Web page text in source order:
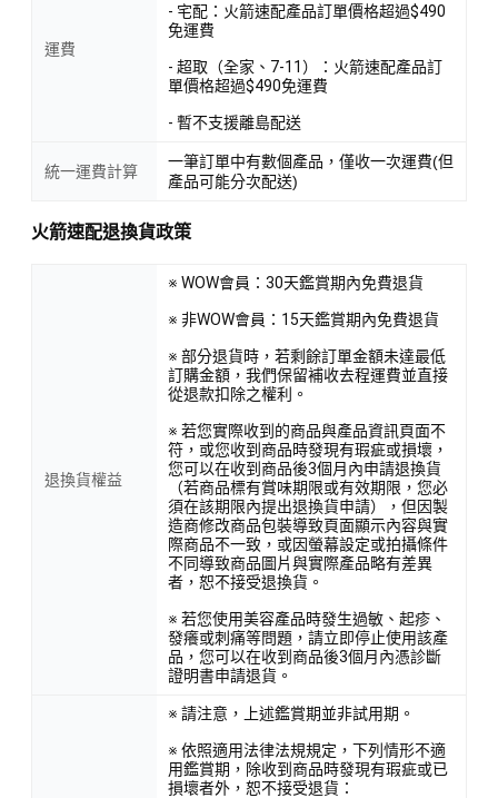
運費
- 宅配：火箭速配產品訂單價格超過$490
免運費
- 超取（全家、7-11）：火箭速配產品訂
單價格超過$490免運費
- 暫不支援離島配送
統一運費計算
一筆訂單中有數個產品，僅收一次運費(但
產品可能分次配送)
火箭速配退換貨政策
退換貨權益
※ WOW會員：30天鑑賞期內免費退貨
※ 非WOW會員：15天鑑賞期內免費退貨
※ 部分退貨時，若剩餘訂單金額未達最低
訂購金額，我們保留補收去程運費並直接
從退款扣除之權利。
※ 若您實際收到的商品與產品資訊頁面不
符，或您收到商品時發現有瑕疵或損壞，
您可以在收到商品後3個月內申請退換貨
（若商品標有賞味期限或有效期限，您必
須在該期限內提出退換貨申請），但因製
造商修改商品包裝導致頁面顯示內容與實
際商品不一致，或因螢幕設定或拍攝條件
不同導致商品圖片與實際產品略有差異
者，恕不接受退換貨。
※ 若您使用美容產品時發生過敏、起疹、
發癢或刺痛等問題，請立即停止使用該產
品，您可以在收到商品後3個月內憑診斷
證明書申請退貨。
※ 請注意，上述鑑賞期並非試用期。
※ 依照適用法律法規規定，下列情形不適
用鑑賞期，除收到商品時發現有瑕疵或已
損壞者外，恕不接受退貨：